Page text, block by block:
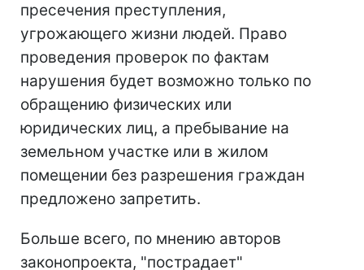
пресечения преступления,
угрожающего жизни людей. Право
проведения проверок по фактам
нарушения будет возможно только по
обращению физических или
юридических лиц, а пребывание на
земельном участке или в жилом
помещении без разрешения граждан
предложено запретить.
Больше всего, по мнению авторов
законопроекта, "пострадает"